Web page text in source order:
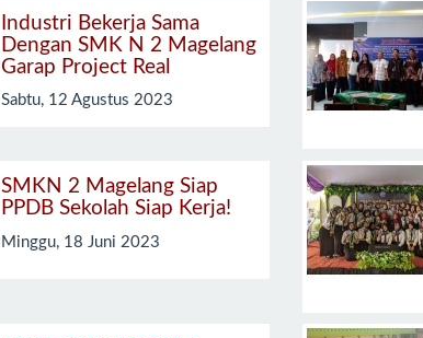
Industri Bekerja Sama
Dengan SMK N 2 Magelang
Garap Project Real
Sabtu, 12 Agustus 2023
SMKN 2 Magelang Siap
PPDB Sekolah Siap Kerja!
Minggu, 18 Juni 2023